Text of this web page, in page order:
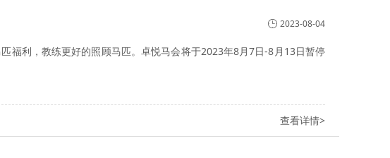
2023-08-04
福利，教练更好的照顾马匹。卓悦马会将于2023年8月7日-8月13日暂停
查看详情>